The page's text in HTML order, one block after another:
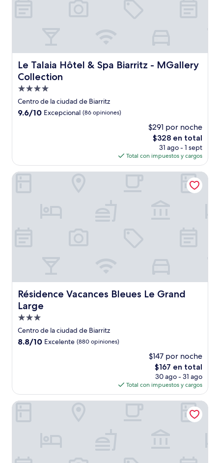
Le Talaia Hôtel & Spa Biarritz - MGallery
Collection
Le Talaia Hôtel & Spa Biarritz - MGallery Collection
Propiedad
de
4.0
Centro de la ciudad de Biarritz
9.6
9.6/10 Excepcional (86 opiniones)
$291 por noche
El
precio
actual
es
de
$328 en total
31 ago - 1 sept
Total con impuestos y cargos
Résidence Vacances Bleues Le Grand
Large
Résidence Vacances Bleues Le Grand Large
Propiedad
de
3.0
Centro de la ciudad de Biarritz
8.8
8.8/10 Excelente (880 opiniones)
$147 por noche
El
precio
actual
es
de
$167 en total
30 ago - 31 ago
Total con impuestos y cargos
Résidence Vacances Bleues Le Grand Large
Maison Atalaye - Hôtel entièrement rénové